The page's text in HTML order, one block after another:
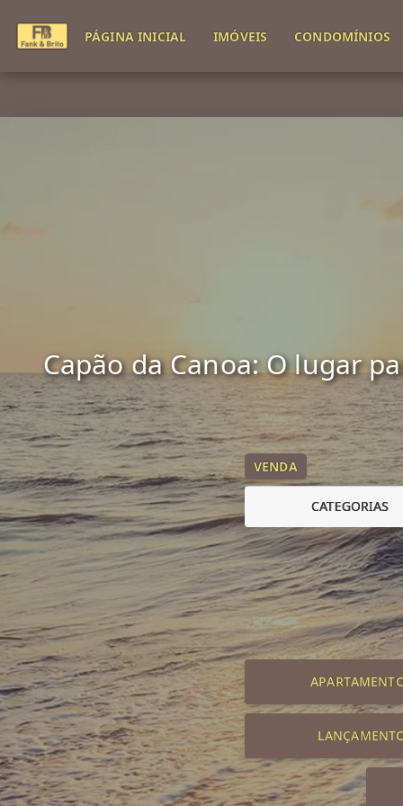
PÁGINA INICIAL IMÓVEIS CONDOMÍNIOS
Capão da Canoa: O lugar
VENDA
CATEGORIAS